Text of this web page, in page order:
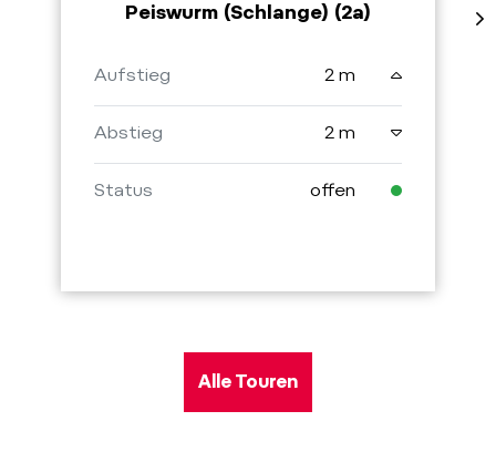
Peiswurm (Schlange) (2a)
Aufstieg 2 m
Abstieg 2 m
Status offen
Alle Touren